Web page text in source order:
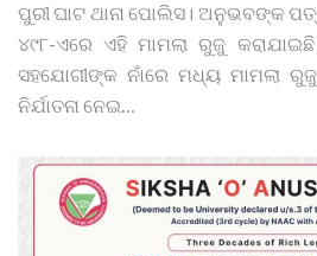
ପୁରୀ ଘାଟ ଥାନା ପୋଲିସ। ଅନୁଭବଙ୍କ
୪୯୮-ଏରେ ଏହି ମାମଲା ରୁଜୁ
ସହଯୋଗୀଙ୍କ ନାଁରେ ମଧ୍ୟ ମାମଲା
ନିର୍ଯାତନା ନେଇ…